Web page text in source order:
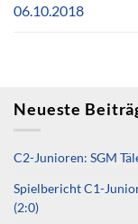
06.10.2018
Neueste
C2-Junioren: SGM
Spielbericht C1-
(2:0)